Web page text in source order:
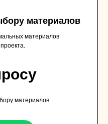
материалов
материалов
материалов